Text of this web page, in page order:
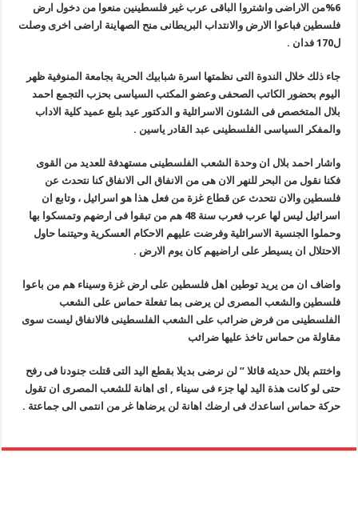
6%من الاراضى واشتروا الباقى عرب غير فلسطينين منعوا من دخول ارض
فلسطين فباعوا الارض والانتداب البريطانى منح الصهاينة اراضى اخرى وصلت
ل170 فدان .
جاء ذلك خلال الندوة التى نظمتها اسرة شبابيك الحرية بجامعة المنوفية ظهر
اليوم بحضور الكاتب الصحفى وعضو المكتب السياسى بحزب التجمع احمد
بلال المتخصص فى الشئون الاسرائلية و الدكتور عيد بلبع عميد كلية الاداب
والمفكر السياسى الفلسطينى عبد القادر ياسين .
واشار احمد بلال ان وحدة الشعب الفلسطينى مستهدفة للعديد من القوى
فكنا نقول من البحر للنهر الان هى من الانفاق الى الانفاق كنا نتحدث عن
فلسطين والان نتحدث عن قطاع غزة من فعل هذا هو اسرائيل ، وتابع ان
اسرائيل ليس لها عرب فعرب سنة 48 هم من تبقوا فى ارضهم وتمسكوا بها
وحملوا الجنسية الاسرائلية وفرضت عليهم الاحكام العسكرية وحيتنما حاول
الاحتلال ان يسيطر على اراضيهم كان يوم الارض .
واضاف ان من يريد توطين اهل فلسطين على ارض غزة وسيناء هم من باعوا
فلسطين والشعب المصرى لن يرضى بما تفعلة حماس على الشعب
الفلسطينى من فرض ضرائب على الشعب الفلسطينى فالانفاق ليست سوى
مقاولة من حماس تاخذ عليها ضرائب
واختتم بلال حديثه قائلا ” لن نرضى بديلا بقطع اليد التى قتلت جنودنا فى رفح
حتى لو كانت هذة اليد لها جزء فى سيناء , اى اهانة للشعب المصرى ان تقول
حركة حماس اساعدك فى ارضك اهانة لن يرضاها غر من انتمى الى جماعتة .